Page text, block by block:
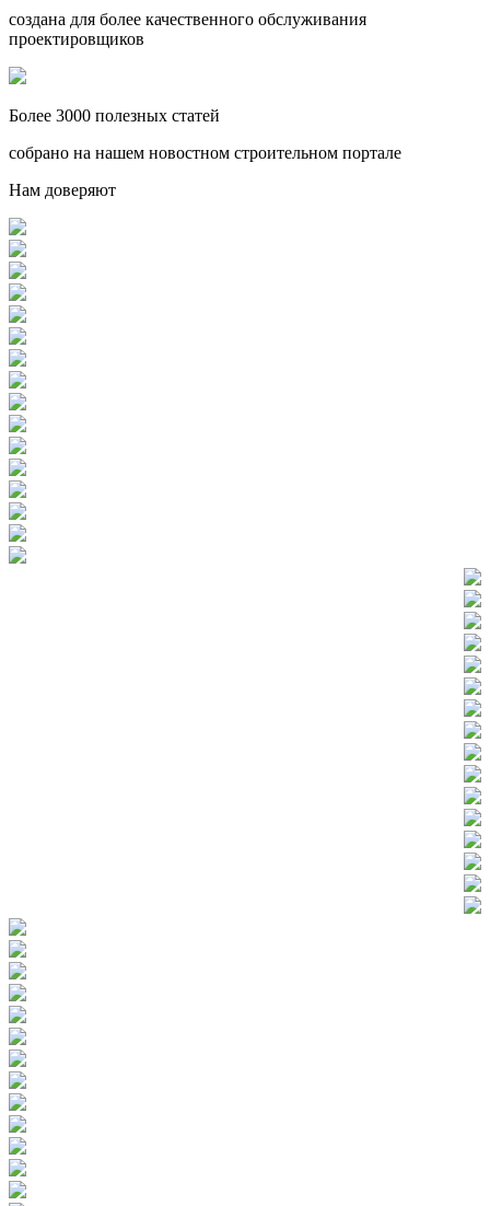
создана для более качественного обслуживания
проектировщиков
Более 3000 полезных статей
собрано на нашем новостном строительном портале
Нам доверяют